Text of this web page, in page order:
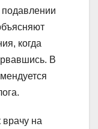
когда
В
на